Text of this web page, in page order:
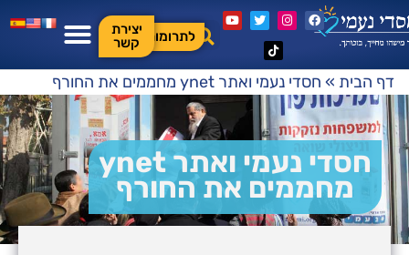
לתרומות
יצירת
קשר
דף הבית » חסדי נעמי ואתר ynet מחממים את החורף
חסדי נעמי ואתר ynet
מחממים את החורף